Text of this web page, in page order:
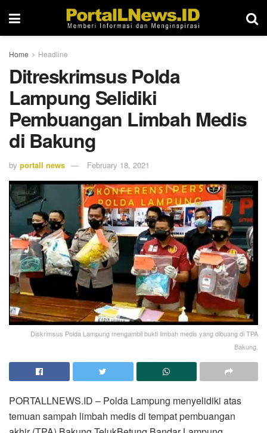
Home Headline
Ditreskrimsus Polda
Lampung Selidiki
Pembuangan Limbah Medis
di Bakung
by portall news February 18, 2021
Diskrimsus Polda Lampung mengambil bukti limbah medis yang dibuang di TPA
Bakung.
PORTALLNEWS.ID – Polda Lampung menyelidiki atas
temuan sampah limbah medis di tempat pembuangan